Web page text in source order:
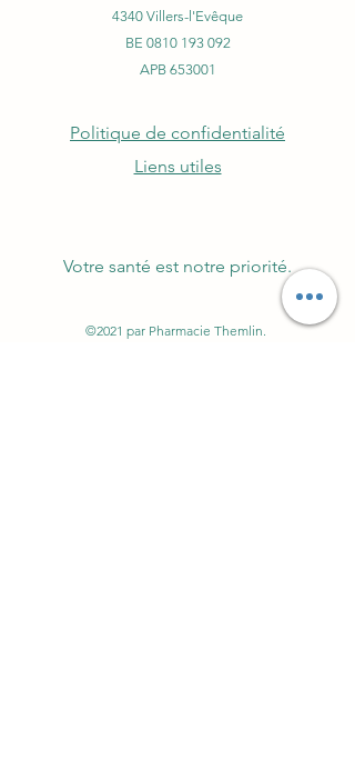
4340 Villers-l'Evêque
BE 0810 193 092
APB 653001
Politique de confidentialité
Liens utiles
Votre santé est notre priorité.
©2021 par Pharmacie Themlin.